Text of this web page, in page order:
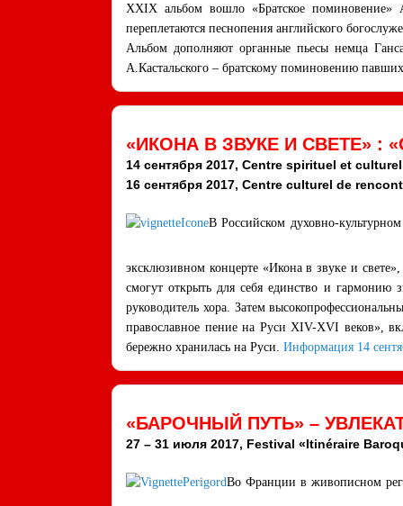
XXIX альбом вошло «Братское поминовение»
переплетаются песнопения английского
Альбом дополняют органные пьесы немца
А.Кастальского – братскому поминовению
«ИКОНА В ЗВУКЕ И СВЕТЕ» :
14 сентября 2017, Centre spirituel et
16 сентября 2017, Centre culturel de
В Российском духовно-
эксклюзивном концерте «Икона в звуке и
смогут открыть для себя единство и гармонию
руководитель хора. Затем
православное пение на Руси XIV-XVI веков»,
бережно хранилась на Руси. Информация 14
«БАРОЧНЫЙ ПУТЬ» –
27 – 31 июля 2017, Festival «Itinéraire
Во Франции в живописном